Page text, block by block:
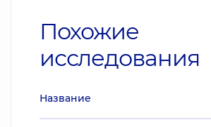
Похожие
исследования
Название